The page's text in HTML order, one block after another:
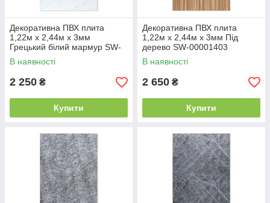
Декоративна ПВХ плита
1,22м х 2,44м х 3мм
Грецький білий мармур SW-
00001402
В наявності
2 250 ₴
Купити
Декоративна ПВХ плита
1,22м х 2,44м х 3мм Під
дерево SW-00001403
В наявності
2 650 ₴
Купити